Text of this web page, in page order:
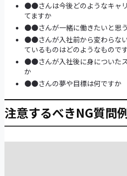
●●さんは今後どのようなキャ
てますか
●●さんが一緒に働きたいと思
●●さんが入社前から変わらな
ているものはどのようなもので
●●さんが入社後に身についた
か
●●さんの夢や目標は何ですか
注意するべきNG質問